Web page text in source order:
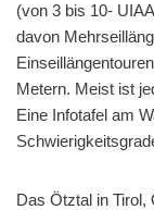
(von 3 bis 10-
davon
Metern. Meist ist
Eine Infotafel am
Das Ötztal in Tirol,